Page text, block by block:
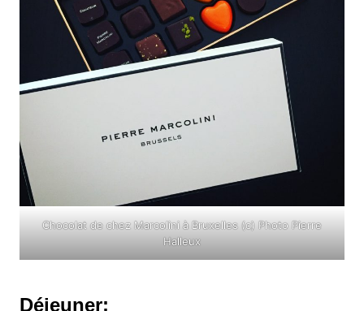
Chocolat de chez Marcolini à Bruxelles (c) Photo Pierre
Halleux
Déjeuner: